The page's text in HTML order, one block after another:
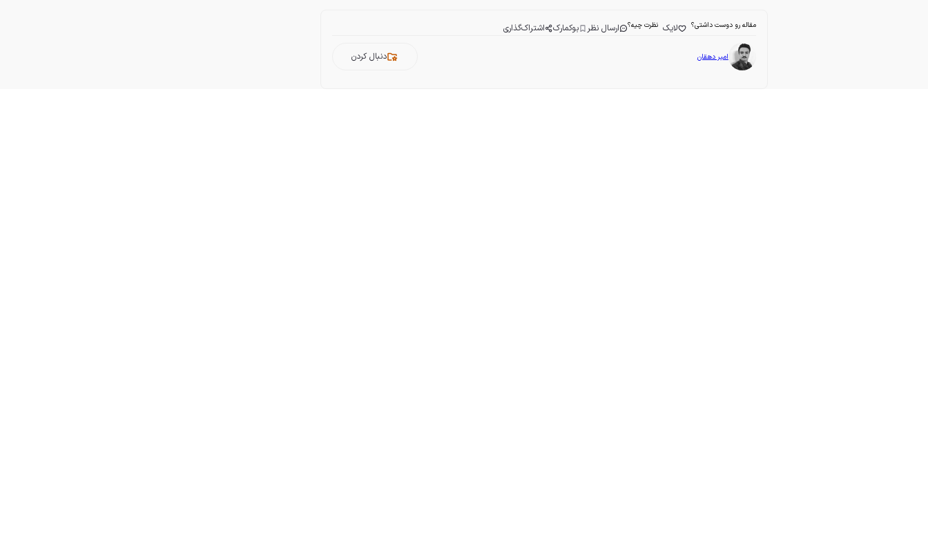
مقاله رو دوست داشتی؟ لایک نظرت چیه؟ ارسال نظر بوکمارک اشتراک‌گذاری
امیر دهقان دنبال کردن